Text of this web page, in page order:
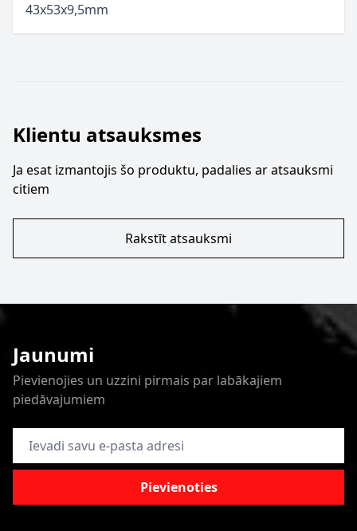
43x53x9,5mm
Klientu atsauksmes
Ja esat izmantojis šo produktu, padalies ar atsauksmi
citiem
Rakstīt atsauksmi
Jaunumi
Pievienojies un uzzini pirmais par labākajiem
piedāvajumiem
E-pasta adrese
Pievienoties